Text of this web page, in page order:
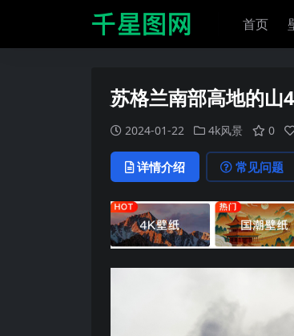
首页
苏格兰南部高地的山
2024-01-22 4k风景 0
详情介绍 常见问题